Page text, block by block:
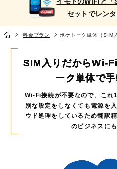
セットでレン
料金プラン ポケトーク単体（SIM
SIM入りだからWi-
ーク単体で
Wi-Fi接続が不要なので、これ
別な設定をしなくても電源を
ウド処理をしているため翻訳
のビジネスにも